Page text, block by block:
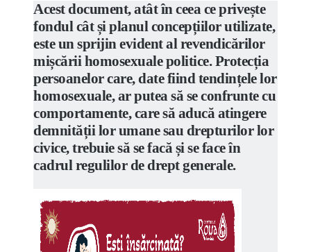
Acest document, atât în ceea ce privește
fondul cât și planul concepțiilor utilizate,
este un sprijin evident al revendicărilor
mișcării homosexuale politice. Protecția
persoanelor care, date fiind tendințele lor
homosexuale, ar putea să se confrunte cu
comportamente, care să aducă atingere
demnității lor umane sau drepturilor lor
civice, trebuie să se facă și se face în
cadrul regulilor de dreptgenerale.